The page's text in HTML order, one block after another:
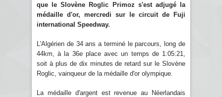
que le Slovène Roglic Primoz s'est adjugé la
médaille d'or, mercredi sur le circuit de Fuji
international Speedway.
L'Algérien de 34 ans a terminé le parcours, long de
44km, à la 36e place avec un temps de 1:05:21,
soit à plus de dix minutes de retard sur le Slovène
Roglic, vainqueur de la médaille d'or olympique.
La médaille d'argent est revenue au Néerlandais